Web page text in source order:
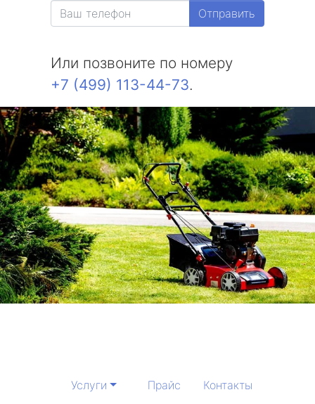
Отправить
Или позвоните по номеру
+7 (499) 113-44-73.
Услуги Прайс Контакты